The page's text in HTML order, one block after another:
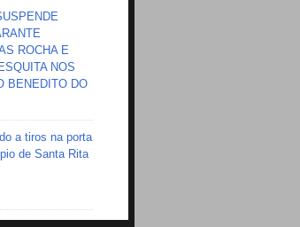
ROCHA E
NOS
BENEDITO DO
a tiros na porta
de Santa Rita